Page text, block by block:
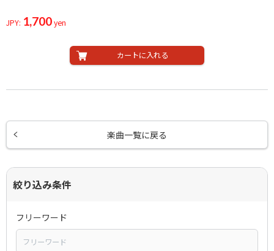
JPY: 1,700yen
カートに入れる
楽曲一覧に戻る
絞り込み条件
フリーワード